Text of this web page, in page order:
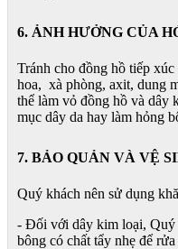
6. ẢNH HƯỞNG CỦA
Tránh cho đồng hồ tiếp
hoa, xà phòng, axit, dung
thể làm vỏ đồng hồ và dây
mục dây da hay làm hỏng
7. BẢO QUẢN VÀ VỆ
Quý khách nên sử dụng
- Đối với dây kim loại, Quý
bông có chất tẩy nhẹ để rửa